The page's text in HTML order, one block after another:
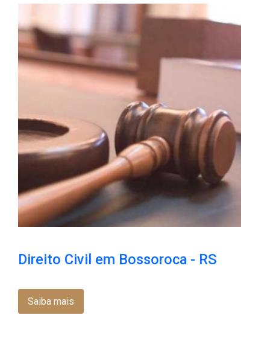
Direito Civil em Bossoroca​ - RS
Saiba mais